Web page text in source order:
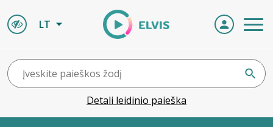
LT
Detali leidinio paieška